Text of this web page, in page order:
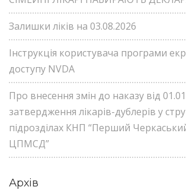
Залишки ліків на 03.08.2026
Інструкція користувача програми
доступу NVDA
Про внесення змін до наказу від
затвердження лікарів-дублерів у
підрозділах КНП “Перший
ЦПМСД”
Архів